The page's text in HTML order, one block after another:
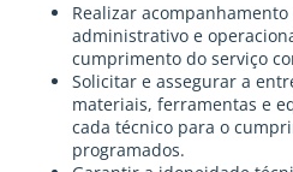
Realizar
administrativo e
cumprimento do serviço
Solicitar e assegurar a
materiais, ferramentas e
cada técnico para o
programados.